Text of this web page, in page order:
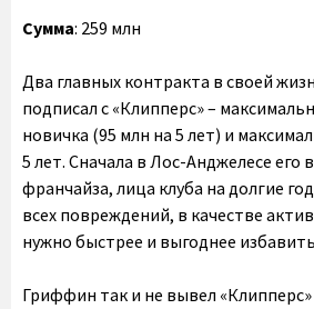
Сумма: 259 млн
Два главных контракта в своей
подписал с «Клипперс» –
новичка (95 млн на 5 лет) и
5 лет. Сначала в Лос-Анджелесе его
франчайза, лица клуба на долгие
всех повреждений, в качестве
нужно быстрее и выгоднее
Гриффин так и не вывел